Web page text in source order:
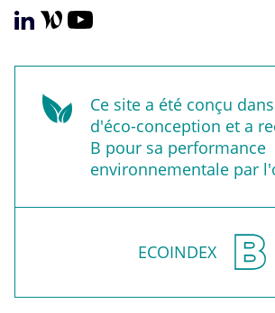
Ce site a été conçu
d'éco-conception et a
B pour sa performance
environnementale par
ECOINDEX